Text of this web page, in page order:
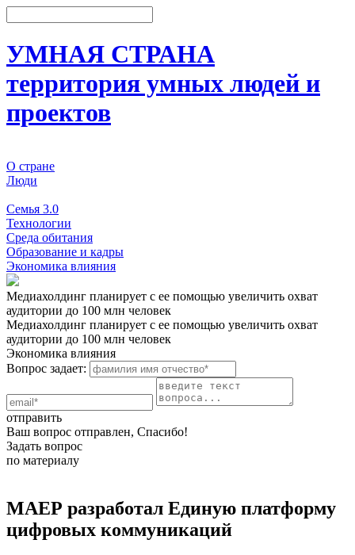
УМНАЯ СТРАНА
территория умных людей и
проектов
О стране
Люди
Семья 3.0
Технологии
Среда обитания
Образование и кадры
Экономика влияния
Медиахолдинг планирует с ее помощью увеличить охват
аудитории до 100 млн человек
Медиахолдинг планирует с ее помощью увеличить охват
аудитории до 100 млн человек
Экономика влияния
Вопрос задает:
отправить
Ваш вопрос отправлен, Спасибо!
Задать вопрос
по материалу
МАЕР разработал Единую платформу
цифровых коммуникаций